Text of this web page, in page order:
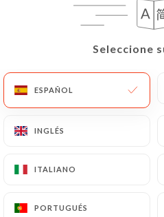
Seleccione
ESPAÑOL
INGLÉS
ITALIANO
PORTUGUÉS
Seleccione
ESPAÑOL
INGLÉS
ITALIANO
PORTUGUÉS